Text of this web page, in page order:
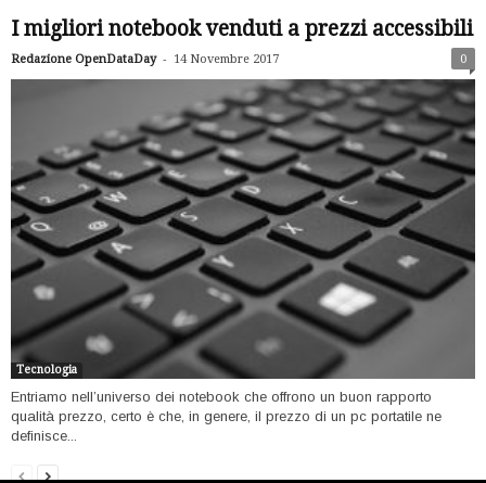
I migliori notebook venduti a prezzi accessibili
Redazione OpenDataDay - 14 Novembre 2017 0
Tecnologia
Entriamo nell’universo dei notebook che offrono un buon rapporto
qualità prezzo, certo è che, in genere, il prezzo di un pc portatile ne
definisce...